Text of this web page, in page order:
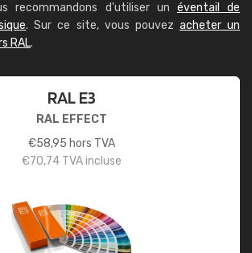
recommandons d'utiliser un éventail de
. Sur ce site, vous pouvez acheter un
RAL.
RAL E3
RAL EFFECT
€58,95 hors TVA
€70,74 TVA incluse